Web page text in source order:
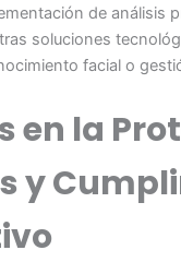
de análisis
soluciones
facial o
en la
y